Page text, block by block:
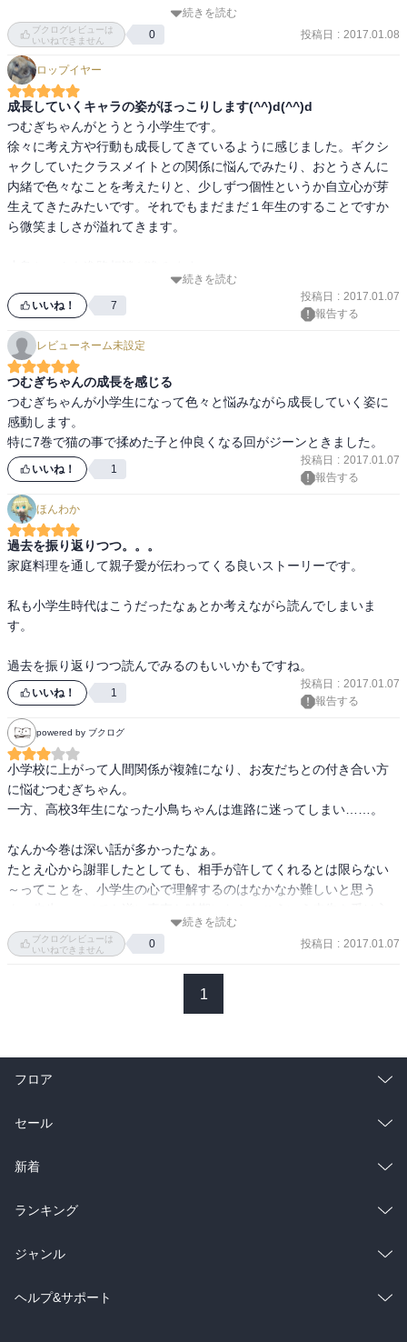
また、子供の一挙一動にハラハラしながらも、過度な手出しはせ
ず、見守る態度に徹する大人たちも、これまた、カッコいい
あくまで、個人的な印象だけど、この（８）に限らず、どの巻で
も、何気に八木さんってイイ働きをしてると思う。でしゃばりすぎ
ず、それでいて、的を射る助言をしてくれる。次巻では、八木さん
が良い目を見る回があったらいいな、と思う一方で、このポジショ
ンだからこその八木さんか、とも
どの回もほっこりさせて貰えるけど、個人的に推したいのは、「そ
の３６ サンドイッチとともだちできるかな？」だ、やっぱ。『神様
ごはん』（佐保里）先生の引用でも挙げたけど、大人になると喧嘩
の後、素直に仲直りってのは難しくなる。なので、こうやって、真
正面から「ごめんなさい」をぶつけあって、許し合い、仲直りが出
この台詞を引用に挙げたのは、先生としても大人としても男として
も、公平さんのカッコ良さが光っていたので。やりたい、だけじゃ
夢は叶えられない。やりたいなら、どうやったら出来るか、を考え
なきゃ、実現には近づいていかない。口に出して自分を鼓舞するの
も大事だけど、手と足を動かし、頑張らなきゃ意味がない。夢は逃
げないけど、自分から追いかけようとしなきゃ、いつまでも夢のま
ま。叶えられない夢は、いつしか、自分を苦しめる呪いになっちゃ
う
続きを読む
ブクログレビューは
いいねできません
0 投稿日 : 2017.01.08
ロップイヤー
成長していくキャラの姿がほっこりします(^^)d(^^)d
つむぎちゃんがとうとう小学生です。
徐々に考え方や行動も成長してきているように感じました。ギクシ
ャクしていたクラスメイトとの関係に悩んでみたり、おとうさんに
内緒で色々なことを考えたりと、少しずつ個性というか自立心が芽
生えてきたみたいです。それでもまだまだ１年生のすることですか
ら微笑ましさが溢れてきます。
一生懸命考えて出した答えが、両親にどう受け取られるのか不安そ
うな様子と勇気を出して意見を通す姿もじんわりと心に伝わるもの
お父さんも最初の頃と比べて、断然料理の腕前が上達してきまし
た。娘と明るい食卓を囲むために始めた料理が普通にできる姿に、
かっこいいおとうさん像を見ました。
この先展開でも色々と和ませてくれそうで次がでるのが楽しみで
す。
続きを読む
いいね！ 7
投稿日 : 2017.01.07
報告する
レビューネーム未設定
つむぎちゃんの成長を感じる
つむぎちゃんが小学生になって色々と悩みながら成長していく姿に
感動します。
特に7巻で猫の事で揉めた子と仲良くなる回がジーンときました。
いいね！ 1
投稿日 : 2017.01.07
報告する
ほんわか
過去を振り返りつつ。。。
家庭料理を通して親子愛が伝わってくる良いストーリーです。
私も小学生時代はこうだったなぁとか考えながら読んでしまいま
す。
いいね！ 1
投稿日 : 2017.01.07
報告する
powered by ブクログ
小学校に上がって人間関係が複雑になり、お友だちとの付き合い方
に悩むつむぎちゃん。
一方、高校3年生になった小鳥ちゃんは進路に迷ってしまい……。
なんか今巻は深い話が多かったなぁ。
たとえ心から謝罪したとしても、相手が許してくれるとは限らない
～ってことを、小学生の心で理解するのはなかなか難しいと思う
れられるのかも？）
この先同じような場面に出くわしたときも、つむぎちゃんはきっと
て感じで、気付いたら4年過ぎてくんだよねｗ(￣∀￣；)
よりも、この進路なら親が喜ぶんじゃないか～っていう思いがあっ
でも最後はちゃんと、今できる精一杯の答えを出して両親を説得し
続きを読む
ブクログレビューは
いいねできません
0 投稿日 : 2017.01.07
1
フロア
総合
ラノベ
雑誌・グラビア
BL・TL
セール
総合
ラノベ
雑誌・グラビア
BL・TL
新着
総合
ラノベ
雑誌・グラビア
ランキング
総合
ラノベ
ジャンル
コミック
ヘルプ&サポート